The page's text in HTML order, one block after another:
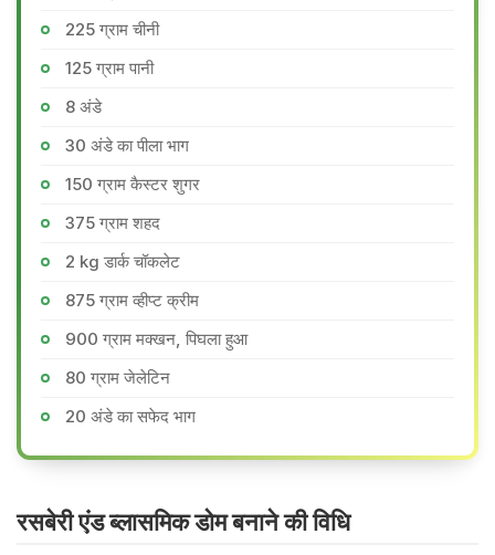
225 ग्राम चीनी
125 ग्राम पानी
8 अंडे
30 अंडे का पीला भाग
150 ग्राम कैस्टर शुगर
375 ग्राम शहद
2 kg डार्क चॉकलेट
875 ग्राम व्हीप्ट क्रीम
900 ग्राम मक्खन, पिघला हुआ
80 ग्राम जेलेटिन
20 अंडे का सफेद भाग
रसबेरी एंड ब्लासमिक डोम बनाने की वि​धि